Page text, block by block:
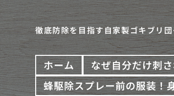
徹底防除を目指す自家製ゴキブリ
ホーム
なぜ自分だけ刺
蜂駆除スプレー前の服装！